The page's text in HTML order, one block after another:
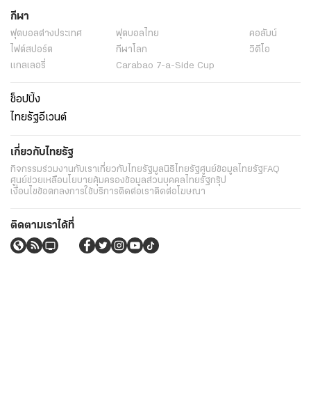
กีฬา
ฟุตบอลต่่างประเทศ ฟุตบอลไทย
คอลัมน์
ไฟต์สปอร์ต
กีฬาโลก
วิดีโอ
แกลเลอรี่
Carabao 7-a-Side Cup
ช็อปปิ้ง
ไทยรัฐอีเวนต์
เกี่ยวกับไทยรัฐ
กิจกรรมร่วมงานกับเราเกี่ยวกับไทยรัฐมูลนิธิไทยรัฐศูนย์ข้อมูลไทยรัฐFAQ
ศูนย์ช่วยเหลือนโยบายคุ้มครองข้อมูลส่วนบุคคลไทยรัฐกรุ๊ป
เงื่อนไขข้อตกลงการใช้บริการติดต่อเราติดต่อโฆษณา
ติดตามเราได้ที่